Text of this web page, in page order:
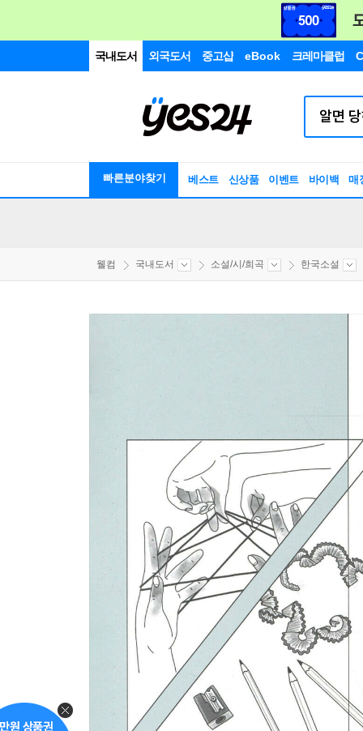
국내도서 외국도서 중고샵 eBook 크레마클럽
빠른분야찾기 베스트 신상품 이벤트 바이백 매
웰컴 국내도서 소설/시/희곡 한국소설